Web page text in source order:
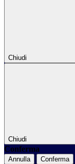
Chiudi
Chiudi
Conferma
Annulla Conferma